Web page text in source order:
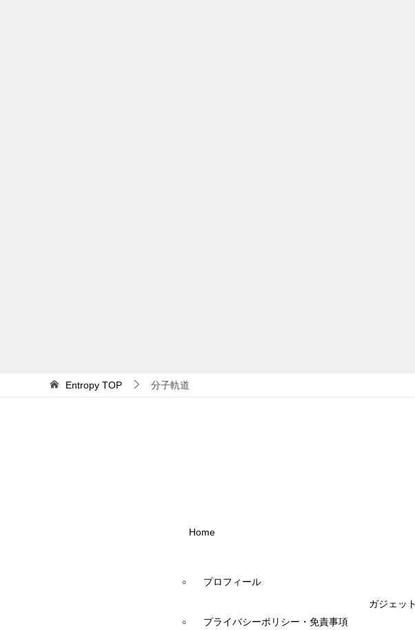
Entropy TOP 分子軌道
Home
プロフィール
プライバシーポリシー・免責事項
ガジェット